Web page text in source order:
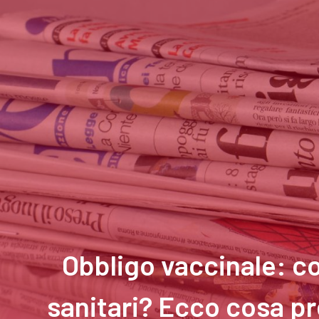
Obbligo vaccinale:
sanitari? Ecco cosa